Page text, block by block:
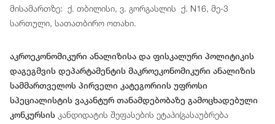
მისამართზე: ქ. თბილისი, ვ. გორგასლის ქ. N16, მე-3
სართული, სათათბირო ოთახი.
აკროეკონომიკური ანალიზისა და ფისკალური პოლიტიკის
დაგეგმვის დეპარტამენტის მაკროეკონომიკური ანალიზის
სამმართველოს პირველი კატეგორიის უფროსი
სპეციალისტის ვაკანტურ თანამდებობაზე გამოცხადებული
კონკურსის კანდიდატის შეფასების ეტაპი(გასაუბრება